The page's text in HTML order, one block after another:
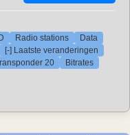
Radio stations
Data
[-] Laatste veranderingen
20 Bitrates